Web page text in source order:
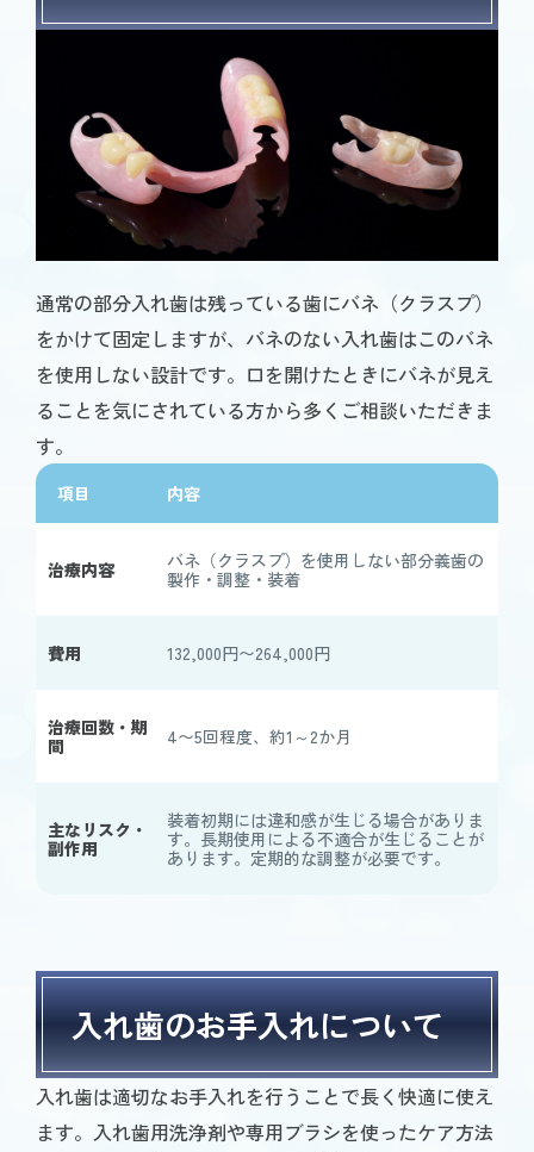
通常の部分入れ歯は残っている歯にバネ（クラスプ）
をかけて固定しますが、バネのない入れ歯はこのバネ
を使用しない設計です。口を開けたときにバネが見え
ることを気にされている方から多くご相談いただきま
す。
項目 内容
治療内容
バネ（クラスプ）を使用しない部分義歯の
製作・調整・装着
費用 132,000円〜264,000円
治療回数・期
間
4〜5回程度、約1～2か月
主なリスク・
副作用
装着初期には違和感が生じる場合がありま
す。長期使用による不適合が生じることが
あります。定期的な調整が必要です。
入れ歯のお手入れについて
入れ歯は適切なお手入れを行うことで長く快適に使え
ます。入れ歯用洗浄剤や専用ブラシを使ったケア方法